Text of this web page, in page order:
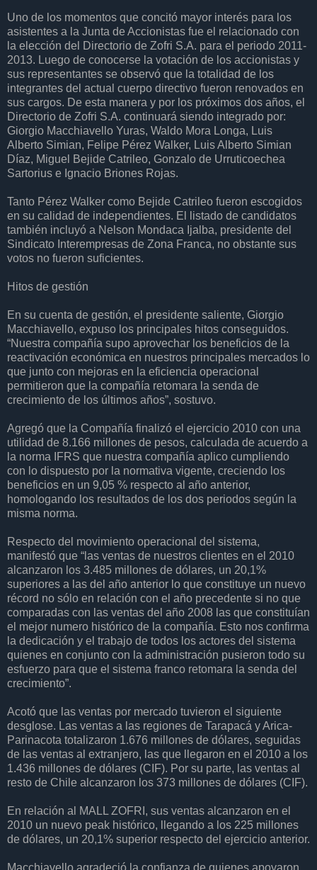
Uno de los momentos que concitó mayor interés para los
asistentes a la Junta de Accionistas fue el relacionado con
la elección del Directorio de Zofri S.A. para el periodo 2011-
2013. Luego de conocerse la votación de los accionistas y
sus representantes se observó que la totalidad de los
integrantes del actual cuerpo directivo fueron renovados en
sus cargos. De esta manera y por los próximos dos años, el
Directorio de Zofri S.A. continuará siendo integrado por:
Giorgio Macchiavello Yuras, Waldo Mora Longa, Luis
Alberto Simian, Felipe Pérez Walker, Luis Alberto Simian
Díaz, Miguel Bejide Catrileo, Gonzalo de Urruticoechea
Sartorius e Ignacio Briones Rojas.
Tanto Pérez Walker como Bejide Catrileo fueron escogidos
en su calidad de independientes. El listado de candidatos
también incluyó a Nelson Mondaca Ijalba, presidente del
Sindicato Interempresas de Zona Franca, no obstante sus
votos no fueron suficientes.
Hitos de gestión
En su cuenta de gestión, el presidente saliente, Giorgio
Macchiavello, expuso los principales hitos conseguidos.
“Nuestra compañía supo aprovechar los beneficios de la
reactivación económica en nuestros principales mercados lo
que junto con mejoras en la eficiencia operacional
permitieron que la compañía retomara la senda de
crecimiento de los últimos años”, sostuvo.
Agregó que la Compañía finalizó el ejercicio 2010 con una
utilidad de 8.166 millones de pesos, calculada de acuerdo a
la norma IFRS que nuestra compañía aplico cumpliendo
con lo dispuesto por la normativa vigente, creciendo los
beneficios en un 9,05 % respecto al año anterior,
homologando los resultados de los dos periodos según la
misma norma.
Respecto del movimiento operacional del sistema,
manifestó que “las ventas de nuestros clientes en el 2010
alcanzaron los 3.485 millones de dólares, un 20,1%
superiores a las del año anterior lo que constituye un nuevo
récord no sólo en relación con el año precedente si no que
comparadas con las ventas del año 2008 las que constituían
el mejor numero histórico de la compañía. Esto nos confirma
la dedicación y el trabajo de todos los actores del sistema
quienes en conjunto con la administración pusieron todo su
esfuerzo para que el sistema franco retomara la senda del
crecimiento”.
Acotó que las ventas por mercado tuvieron el siguiente
desglose. Las ventas a las regiones de Tarapacá y Arica-
Parinacota totalizaron 1.676 millones de dólares, seguidas
de las ventas al extranjero, las que llegaron en el 2010 a los
1.436 millones de dólares (CIF). Por su parte, las ventas al
resto de Chile alcanzaron los 373 millones de dólares (CIF).
En relación al MALL ZOFRI, sus ventas alcanzaron en el
2010 un nuevo peak histórico, llegando a los 225 millones
de dólares, un 20,1% superior respecto del ejercicio anterior.